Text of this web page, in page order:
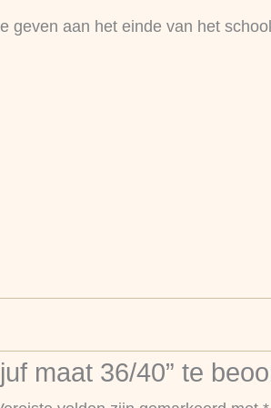
geven aan het einde van het
maat 36/40” te